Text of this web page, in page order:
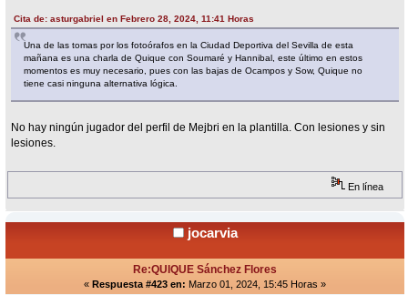
Cita de: asturgabriel en Febrero 28, 2024, 11:41 Horas
Una de las tomas por los fotoórafos en la Ciudad Deportiva del Sevilla de esta
mañana es una charla de Quique con Soumaré y Hannibal, este último en estos
momentos es muy necesario, pues con las bajas de Ocampos y Sow, Quique no
tiene casi ninguna alternativa lógica.
No hay ningún jugador del perfil de Mejbri en la plantilla. Con lesiones y sin
lesiones.
En línea
jocarvia
Re:QUIQUE Sánchez Flores
« Respuesta #423 en: Marzo 01, 2024, 15:45 Horas »